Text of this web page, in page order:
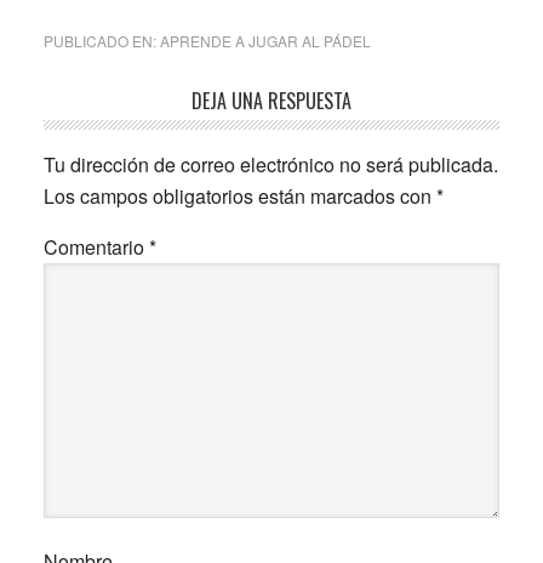
PUBLICADO EN:APRENDE A JUGAR AL PÁDEL
Interacciones
con
los
lectores
DEJA UNA RESPUESTA
Tu dirección de correo electrónico no será publicada.
Los campos obligatorios están marcados con *
Comentario*